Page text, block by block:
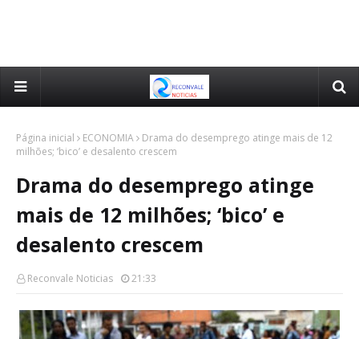
Página inicial ECONOMIA
Drama do desemprego atinge mais de 12
milhões; ‘bico’ e desalento crescem
Drama do desemprego atinge
mais de 12 milhões; ‘bico’ e
desalento crescem
Reconvale Noticias 21:33